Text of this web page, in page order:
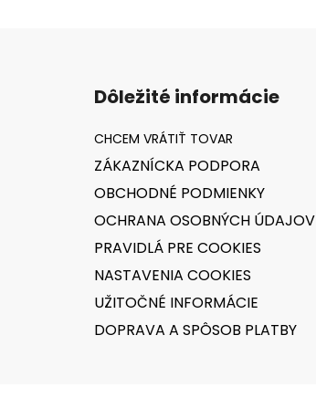
Dôležité informácie
ZÁKAZNÍCKA PODPORA
OBCHODNÉ PODMIENKY
OCHRANA OSOBNÝCH ÚDAJOV
PRAVIDLÁ PRE COOKIES
NASTAVENIA COOKIES
UŽITOČNÉ INFORMÁCIE
DOPRAVA A SPÔSOB PLATBY